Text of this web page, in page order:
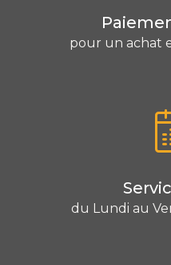
pour un achat
du Lundi au